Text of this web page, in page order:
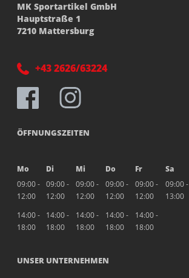
MK Sportartikel GmbH
Hauptstraße 1
7210 Mattersburg
+43 2626/63224
ÖFFNUNGSZEITEN
Mo Di Mi Do Fr
Sa
09:00 -
12:00
09:00 -
12:00
09:00 -
12:00
09:00 -
12:00
09:00 -
12:00
09:00 -
13:00
14:00 -
18:00
14:00 -
18:00
14:00 -
18:00
14:00 -
18:00
14:00 -
18:00
UNSER UNTERNEHMEN